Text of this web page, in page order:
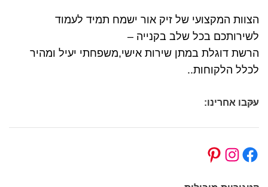
הצוות המקצועי של זיק אור ישמח תמיד לעמוד
לשירותכם בכל שלב בקנייה –
הרשת דוגלת במתן שירות אישי,משפחתי יעיל ומהיר
לכלל הלקוחות..
עקבו אחרינו: